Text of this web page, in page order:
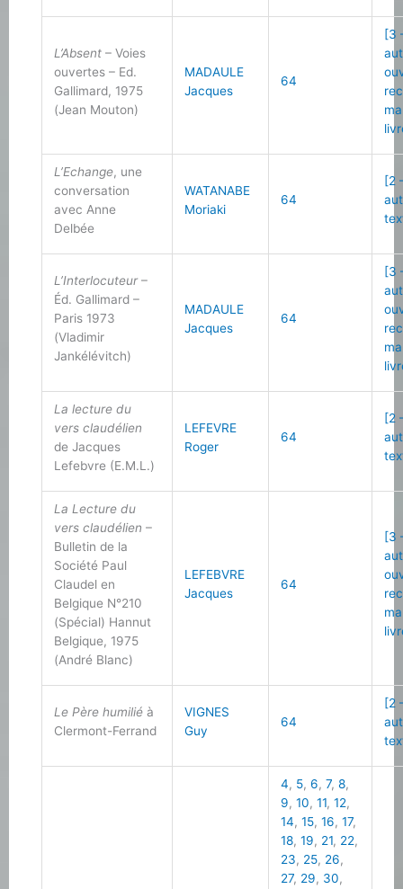
L’Absent – Voies
ouvertes – Ed.
Gallimard, 1975
(Jean Mouton)
MADAULE
Jacques
64
[3
L’Echange, une
conversation
avec Anne
Delbée
WATANABE
Moriaki
64
[2
L’Interlocuteur–
Éd. Gallimard –
Paris 1973
(Vladimir
Jankélévitch)
MADAULE
Jacques
64
[3
La lecture du
vers claudélien
de Jacques
Lefebvre (E.M.L.)
LEFEVRE
Roger
64
[2
La Lecture du
vers claudélien –
Bulletin de la
Société Paul
Claudel en
Belgique N°210
(Spécial) Hannut
Belgique, 1975
(André Blanc)
LEFEBVRE
Jacques
64
[3
Le Père humilié à
Clermont-Ferrand
VIGNES
Guy
64
[2
4, 5,6,7,8,
9,10,11,12,
14,15,16,17,
18,19, 21, 22,
23, 25, 26,
27, 29, 30,